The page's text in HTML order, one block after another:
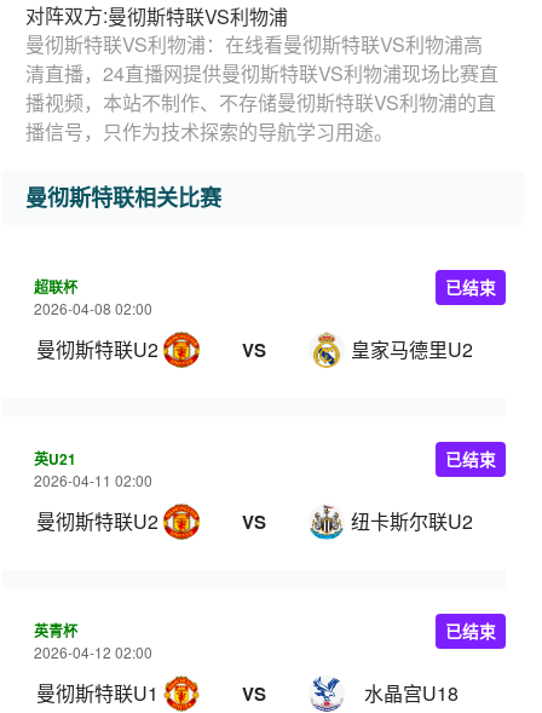
对阵双方:曼彻斯特联VS利物浦
曼彻斯特联VS利物浦：在线看曼彻斯特联VS利物浦高
清直播，24直播网提供曼彻斯特联VS利物浦现场比赛直
播视频，本站不制作、不存储曼彻斯特联VS利物浦的直
播信号，只作为技术探索的导航学习用途。
曼彻斯特联相关比赛
超联杯
2026-04-08 02:00
曼彻斯特联U21 VS 皇家马德里U21
已结束
英U21
2026-04-11 02:00
曼彻斯特联U21 VS 纽卡斯尔联U21
已结束
英青杯
2026-04-12 02:00
曼彻斯特联U18 VS 水晶宫U18
已结束